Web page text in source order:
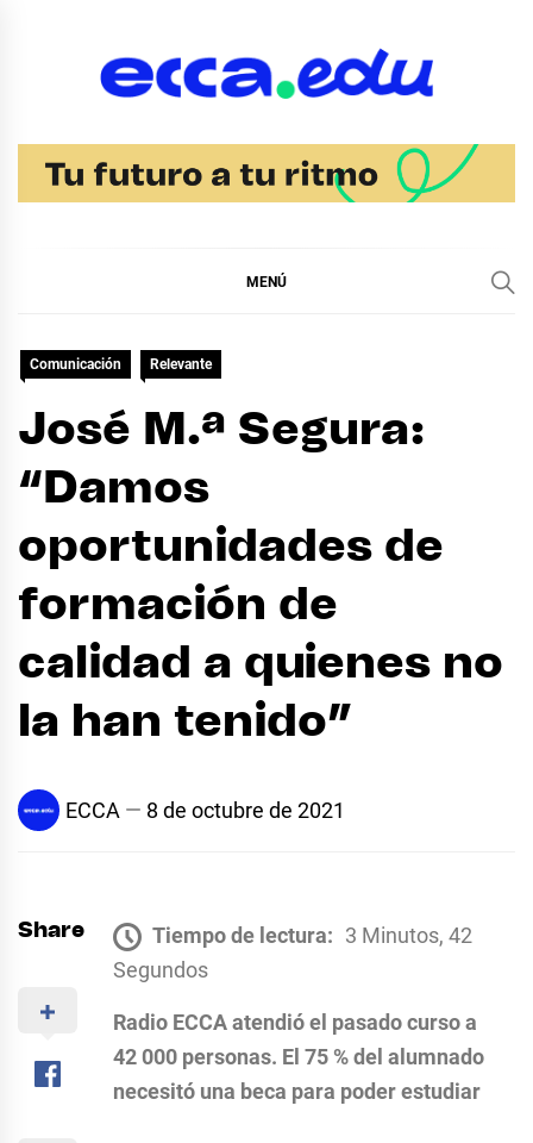
MENÚ
Comunicación Relevante
José M.ª Segura:
“Damos
oportunidades de
formación de
calidad a quienes no
la han tenido”
ECCA 8 de octubre de 2021
Share Tiempo de lectura: 3 Minutos, 42
Segundos
Radio ECCA atendió el pasado curso a
42 000 personas. El 75 % del alumnado
necesitó una beca para poder estudiar